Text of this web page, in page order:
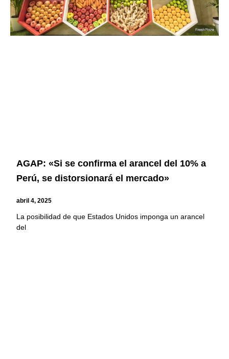
AGAP: «Si se confirma el arancel del 10% a
Perú, se distorsionará el mercado»
abril 4, 2025
La posibilidad de que Estados Unidos imponga un arancel
del